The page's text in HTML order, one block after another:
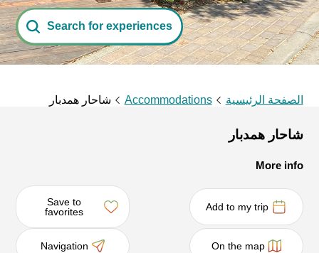
Search for experiences
الصفحة الرئيسية Accommodations شاحار همدبار
شاحار همدبار
More info
Add to my trip
Save to
favorites
On the map
Navigation